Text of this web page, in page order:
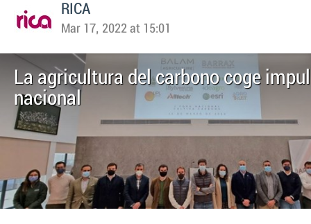
RICA
Mar 17, 2022 at 15:01
La agricultura del carbono coge
nacional